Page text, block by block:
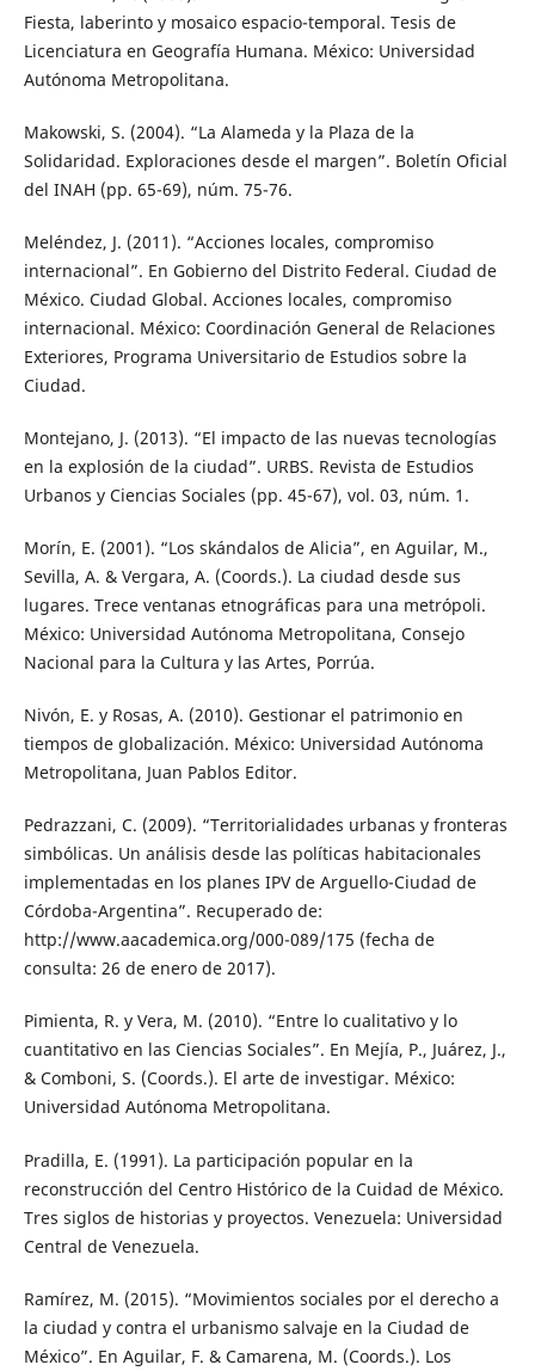
Fiesta, laberinto y mosaico espacio-temporal. Tesis de
Licenciatura en Geografía Humana. México: Universidad
Autónoma Metropolitana.
Makowski, S. (2004). “La Alameda y la Plaza de la
Solidaridad. Exploraciones desde el margen”. Boletín Oficial
del INAH (pp. 65-69), núm. 75-76.
Meléndez, J. (2011). “Acciones locales, compromiso
internacional”. En Gobierno del Distrito Federal. Ciudad de
México. Ciudad Global. Acciones locales, compromiso
internacional. México: Coordinación General de Relaciones
Exteriores, Programa Universitario de Estudios sobre la
Ciudad.
Montejano, J. (2013). “El impacto de las nuevas tecnologías
en la explosión de la ciudad”. URBS. Revista de Estudios
Urbanos y Ciencias Sociales (pp. 45-67), vol. 03, núm. 1.
Morín, E. (2001). “Los skándalos de Alicia”, en Aguilar, M.,
Sevilla, A. & Vergara, A. (Coords.). La ciudad desde sus
lugares. Trece ventanas etnográficas para una metrópoli.
México: Universidad Autónoma Metropolitana, Consejo
Nacional para la Cultura y las Artes, Porrúa.
Nivón, E. y Rosas, A. (2010). Gestionar el patrimonio en
tiempos de globalización. México: Universidad Autónoma
Metropolitana, Juan Pablos Editor.
Pedrazzani, C. (2009). “Territorialidades urbanas y fronteras
simbólicas. Un análisis desde las políticas habitacionales
implementadas en los planes IPV de Arguello-Ciudad de
Córdoba-Argentina”. Recuperado de:
http://www.aacademica.org/000-089/175 (fecha de
consulta: 26 de enero de 2017).
Pimienta, R. y Vera, M. (2010). “Entre lo cualitativo y lo
cuantitativo en las Ciencias Sociales”. En Mejía, P., Juárez, J.,
& Comboni, S. (Coords.). El arte de investigar. México:
Universidad Autónoma Metropolitana.
Pradilla, E. (1991). La participación popular en la
reconstrucción del Centro Histórico de la Cuidad de México.
Tres siglos de historias y proyectos. Venezuela: Universidad
Central de Venezuela.
Ramírez, M. (2015). “Movimientos sociales por el derecho a
la ciudad y contra el urbanismo salvaje en la Ciudad de
México”. En Aguilar, F. & Camarena, M. (Coords.). Los